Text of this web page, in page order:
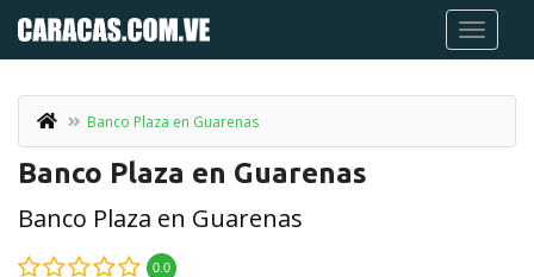
Banco Plaza en Guarenas
Banco Plaza en Guarenas
Banco Plaza en Guarenas
0.0